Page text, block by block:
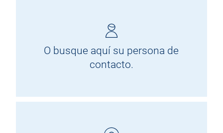
O busque aquí su persona de
contacto.